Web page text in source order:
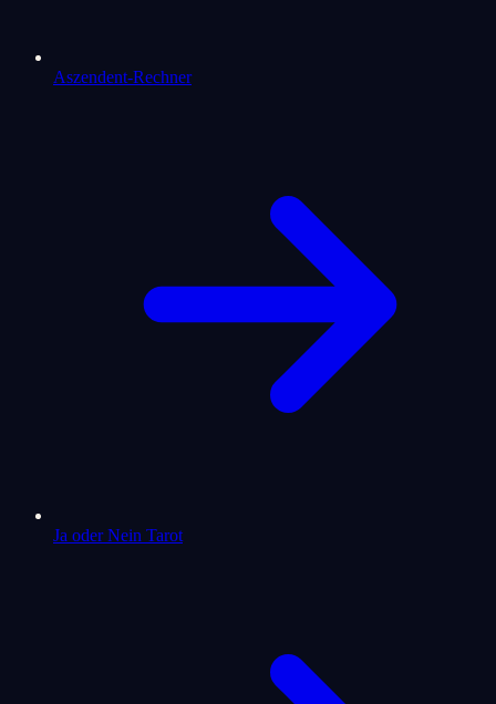
Aszendent-Rechner
Ja oder Nein Tarot